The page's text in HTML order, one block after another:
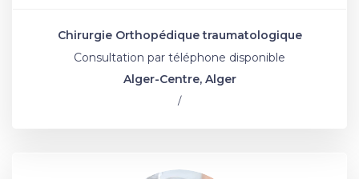
Chirurgie Orthopédique traumatologique
Consultation par téléphone disponible
Alger-Centre, Alger
/